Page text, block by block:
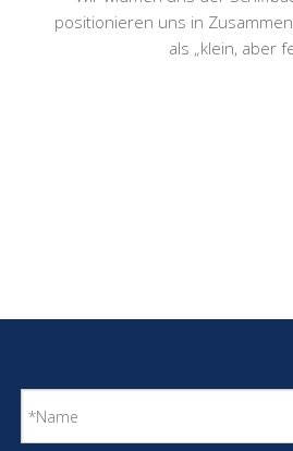
positionieren uns in
als „klein, aber